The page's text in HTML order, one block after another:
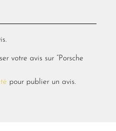
votre avis sur “Porsche
pour publier un avis.